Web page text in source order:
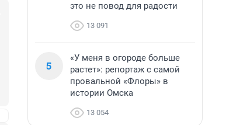
это не повод для радости
13 091
5
«У меня в огороде больше
растет»: репортаж с самой
провальной «Флоры» в
истории Омска
13 054